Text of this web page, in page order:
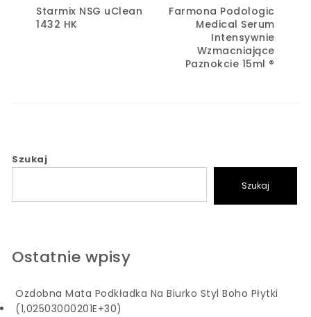
Starmix NSG uClean
1432 HK
Farmona Podologic
Medical Serum
Intensywnie
Wzmacniające
Paznokcie 15ml ®
Szukaj
Szukaj
Ostatnie wpisy
Ozdobna Mata Podkładka Na Biurko Styl Boho Płytki
(1,02503000201E+30)